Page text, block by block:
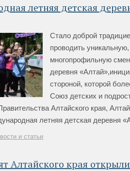
летняя детская
Стало доброй
проводить
многопрофильную
деревня
стороной, которой
Союз детских и
Алтайского края,
летняя детская деревня
и статьи
Алтайского края